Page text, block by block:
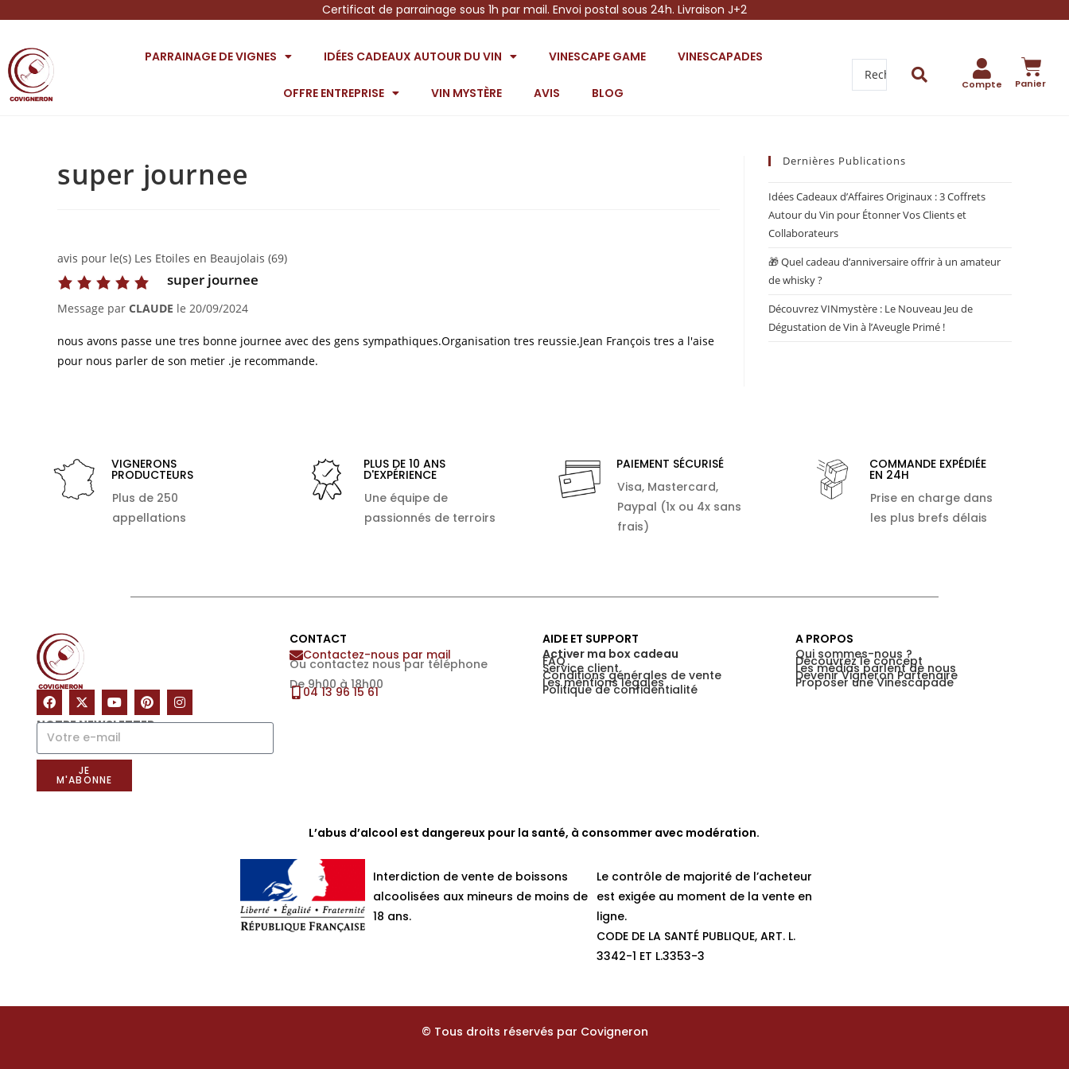
Certificat de parrainage sous 1h par mail. Envoi postal sous 24h. Livraison J+2
PARRAINAGE DE VIGNES IDÉES CADEAUX AUTOUR DU VIN VINESCAPE GAME VINESCAPADES
OFFRE ENTREPRISE VIN MYSTÈRE AVIS BLOG
Compte Panier
super journee
avis pour le(s) Les Etoiles en Beaujolais (69)
super journee
Message par CLAUDE le 20/09/2024
nous avons passe une tres bonne journee avec des gens sympathiques.Organisation tres reussie.Jean François tres a l'aise
pour nous parler de son metier .je recommande.
Dernières Publications
Idées Cadeaux d’Affaires Originaux : 3 Coffrets
Autour du Vin pour Étonner Vos Clients et
Collaborateurs
🎁 Quel cadeau d’anniversaire offrir à un amateur
de whisky ?
Découvrez VINmystère : Le Nouveau Jeu de
Dégustation de Vin à l’Aveugle Primé !
VIGNERONS
PRODUCTEURS
Plus de 250
appellations
PLUS DE 10 ANS
D'EXPÉRIENCE
Une équipe de
passionnés de terroirs
PAIEMENT SÉCURISÉ
Visa, Mastercard,
Paypal (1x ou 4x sans
frais)
COMMANDE EXPÉDIÉE
EN 24H
Prise en charge dans
les plus brefs délais
NOTRE NEWSLETTER
JE
M'ABONNE
CONTACT
Contactez-nous par mail
Ou contactez nous par téléphone
De 9h00 à 18h00
04 13 96 15 61
AIDE ET SUPPORT
Activer ma box cadeau
FAQ
Service client
Conditions générales de vente
Les mentions légales
Politique de confidentialité
A PROPOS
Qui sommes-nous ?
Découvrez le concept
Les médias parlent de nous
Devenir Vigneron Partenaire
Proposer une Vinescapade
L’abus d’alcool est dangereux pour la santé, à consommer avec modération.
Interdiction de vente de boissons
alcoolisées aux mineurs de moins de
18 ans.
Le contrôle de majorité de l’acheteur
est exigée au moment de la vente en
ligne.
CODE DE LA SANTÉ PUBLIQUE, ART. L.
3342-1 ET L.3353-3
© Tous droits réservés par Covigneron